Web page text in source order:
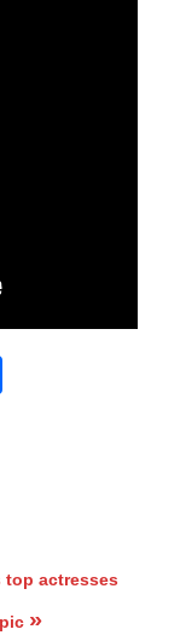
top actresses
»